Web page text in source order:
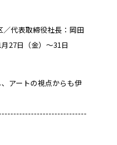
代表取締役社長：岡田
27日（金）～31日
アートの視点からも伊